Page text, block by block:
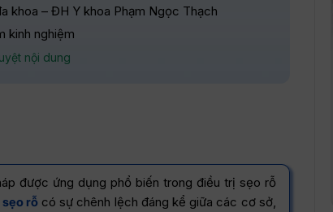
khoa – ĐH Y khoa Phạm Ngọc Thạch
kinh nghiệm
nội dung
được ứng dụng phổ biến trong điều trị sẹo rỗ
rỗcó sự chênh lệch đáng kể giữa các cơ sở,